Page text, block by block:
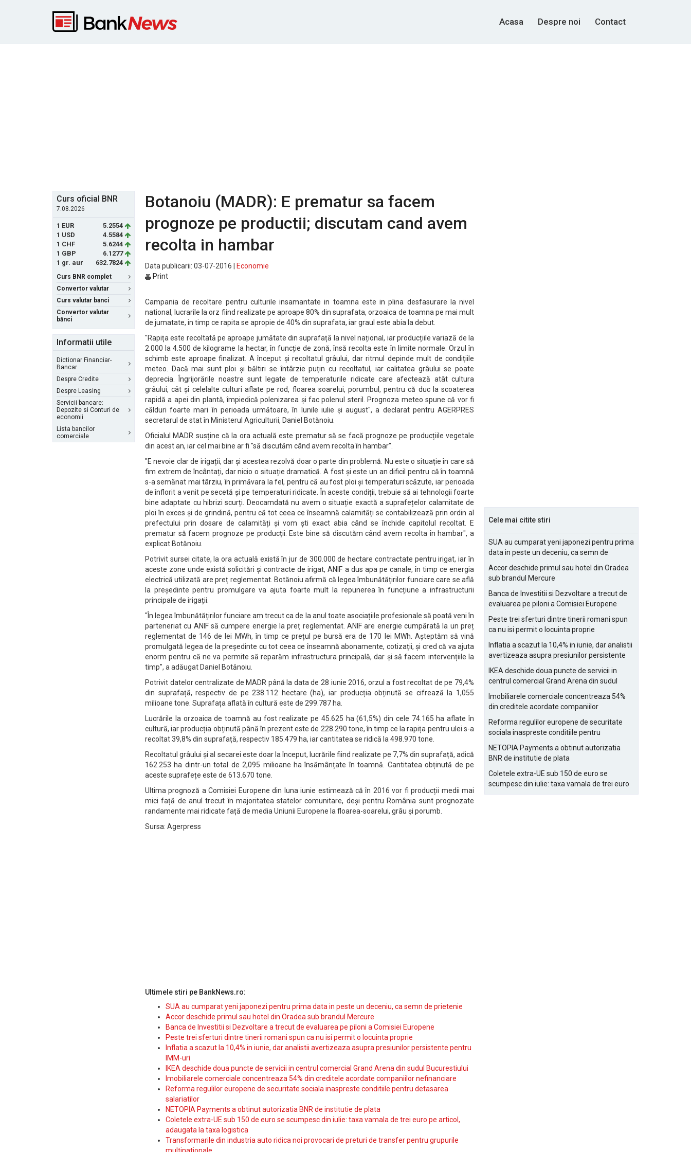
Acasa Despre noi Contact
Curs oficial BNR
7.08.2026
1 EUR
5.2554
1 USD
4.5584
1 CHF
5.6244
1 GBP
6.1277
1 gr. aur
632.7824
Curs BNR complet
Convertor valutar
Curs valutar banci
Convertor valutar
bănci
Informatii utile
Dictionar Financiar-
Bancar
Despre Credite
Despre Leasing
Servicii bancare:
Depozite si Conturi de
economii
Lista bancilor
comerciale
Botanoiu (MADR): E prematur sa facem
prognoze pe productii; discutam cand avem
recolta in hambar
Data publicarii: 03-07-2016 |
Economie
Print
Campania de recoltare pentru culturile insamantate in toamna este in plina desfasurare la nivel
national, lucrarile la orz fiind realizate pe aproape 80% din suprafata, orzoaica de toamna pe mai mult
de jumatate, in timp ce rapita se apropie de 40% din suprafata, iar graul este abia la debut.
"Rapița este recoltată pe aproape jumătate din suprafață la nivel național, iar producțiile variază de la
2.000 la 4.500 de kilograme la hectar, în funcție de zonă, însă recolta este în limite normale. Orzul în
schimb este aproape finalizat. A început și recoltatul grâului, dar ritmul depinde mult de condițiile
meteo. Dacă mai sunt ploi și băltiri se întârzie puțin cu recoltatul, iar calitatea grâului se poate
deprecia. Îngrijorările noastre sunt legate de temperaturile ridicate care afectează atât cultura
grâului, cât și celelalte culturi aflate pe rod, floarea soarelui, porumbul, pentru că duc la scoaterea
rapidă a apei din plantă, împiedică polenizarea și fac polenul steril. Prognoza meteo spune că vor fi
călduri foarte mari în perioada următoare, în lunile iulie și august", a declarat pentru AGERPRES
secretarul de stat în Ministerul Agriculturii, Daniel Botănoiu.
Oficialul MADR susține că la ora actuală este prematur să se facă prognoze pe producțiile vegetale
din acest an, iar cel mai bine ar fi "să discutăm când avem recolta în hambar".
"E nevoie clar de irigații, dar și acestea rezolvă doar o parte din problemă. Nu este o situație în care să
fim extrem de încântați, dar nicio o situație dramatică. A fost și este un an dificil pentru că în toamnă
s-a semănat mai târziu, în primăvara la fel, pentru că au fost ploi și temperaturi scăzute, iar perioada
de înflorit a venit pe secetă și pe temperaturi ridicate. În aceste condiții, trebuie să ai tehnologii foarte
bine adaptate cu hibrizi scurți. Deocamdată nu avem o situație exactă a suprafețelor calamitate de
ploi în exces și de grindină, pentru că tot ceea ce înseamnă calamități se contabilizează prin ordin al
prefectului prin dosare de calamități și vom ști exact abia când se închide capitolul recoltat. E
prematur să facem prognoze pe producții. Este bine să discutăm când avem recolta în hambar", a
explicat Botănoiu.
Potrivit sursei citate, la ora actuală există în jur de 300.000 de hectare contractate pentru irigat, iar în
aceste zone unde există solicitări și contracte de irigat, ANIF a dus apa pe canale, în timp ce energia
electrică utilizată are preț reglementat. Botănoiu afirmă că legea îmbunătățirilor funciare care se află
la președinte pentru promulgare va ajuta foarte mult la repunerea în funcțiune a infrastructurii
principale de irigații.
"În legea îmbunătățirilor funciare am trecut ca de la anul toate asociațiile profesionale să poată veni în
parteneriat cu ANIF să cumpere energie la preț reglementat. ANIF are energie cumpărată la un preț
reglementat de 146 de lei MWh, în timp ce prețul pe bursă era de 170 lei MWh. Așteptăm să vină
promulgată legea de la președinte cu tot ceea ce înseamnă abonamente, cotizații, și cred că va ajuta
enorm pentru că ne va permite să reparăm infrastructura principală, dar și să facem intervențiile la
timp", a adăugat Daniel Botănoiu.
Potrivit datelor centralizate de MADR până la data de 28 iunie 2016, orzul a fost recoltat de pe 79,4%
din suprafață, respectiv de pe 238.112 hectare (ha), iar producția obținută se cifrează la 1,055
milioane tone. Suprafața aflată în cultură este de 299.787 ha.
Lucrările la orzoaica de toamnă au fost realizate pe 45.625 ha (61,5%) din cele 74.165 ha aflate în
cultură, iar producția obținută până în prezent este de 228.290 tone, în timp ce la rapița pentru ulei s-a
recoltat 39,8% din suprafață, respectiv 185.479 ha, iar cantitatea se ridică la 498.970 tone.
Recoltatul grâului și al secarei este doar la început, lucrările fiind realizate pe 7,7% din suprafață, adică
162.253 ha dintr-un total de 2,095 milioane ha însămânțate în toamnă. Cantitatea obținută de pe
aceste suprafețe este de 613.670 tone.
Ultima prognoză a Comisiei Europene din luna iunie estimează că în 2016 vor fi producții medii mai
mici față de anul trecut în majoritatea statelor comunitare, deși pentru România sunt prognozate
randamente mai ridicate față de media Uniunii Europene la floarea-soarelui, grâu și porumb.
Sursa: Agerpress
Ultimele stiri pe BankNews.ro:
SUA au cumparat yeni japonezi pentru prima data in peste un deceniu, ca semn de prietenie
Accor deschide primul sau hotel din Oradea sub brandul Mercure
Banca de Investitii si Dezvoltare a trecut de evaluarea pe piloni a Comisiei Europene
Peste trei sferturi dintre tinerii romani spun ca nu isi permit o locuinta proprie
Inflatia a scazut la 10,4% in iunie, dar analistii avertizeaza asupra presiunilor persistente pentru
IMM-uri
IKEA deschide doua puncte de servicii in centrul comercial Grand Arena din sudul Bucurestiului
Imobiliarele comerciale concentreaza 54% din creditele acordate companiilor nefinanciare
Reforma regulilor europene de securitate sociala inaspreste conditiile pentru detasarea
salariatilor
NETOPIA Payments a obtinut autorizatia BNR de institutie de plata
Coletele extra-UE sub 150 de euro se scumpesc din iulie: taxa vamala de trei euro pe articol,
adaugata la taxa logistica
Transformarile din industria auto ridica noi provocari de preturi de transfer pentru grupurile
Cele mai citite stiri
SUA au cumparat yeni japonezi pentru prima
data in peste un deceniu, ca semn de
Accor deschide primul sau hotel din Oradea
sub brandul Mercure
Banca de Investitii si Dezvoltare a trecut de
evaluarea pe piloni a Comisiei Europene
Peste trei sferturi dintre tinerii romani spun
ca nu isi permit o locuinta proprie
Inflatia a scazut la 10,4% in iunie, dar analistii
avertizeaza asupra presiunilor persistente
IKEA deschide doua puncte de servicii in
centrul comercial Grand Arena din sudul
Imobiliarele comerciale concentreaza 54%
din creditele acordate companiilor
Reforma regulilor europene de securitate
sociala inaspreste conditiile pentru
NETOPIA Payments a obtinut autorizatia
BNR de institutie de plata
Coletele extra-UE sub 150 de euro se
scumpesc din iulie: taxa vamala de trei euro
pe articol, adaugata la taxa logistica